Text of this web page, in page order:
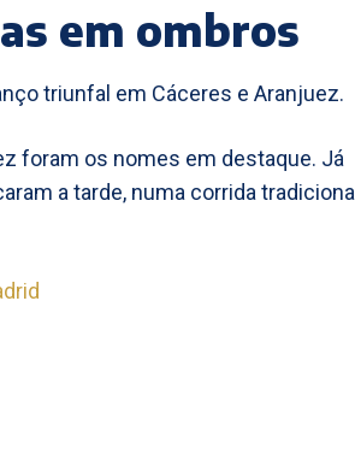
em ombros
triunfal em Cáceres e Aranjuez.
foram os nomes em destaque. Já
a tarde, numa corrida tradicional